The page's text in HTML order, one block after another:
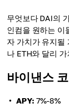
무엇보다 DAI의
인컴을 원하는 이
자 가치가 유지될
나 ETH와 달리
바이낸스
APY: 7%-8%